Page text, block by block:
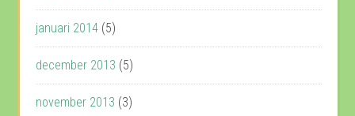
januari 2014 (5)
december 2013 (5)
november 2013 (3)